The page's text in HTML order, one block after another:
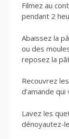
Filmez au
pendant 2
Abaissez la
ou des
reposez la
Recouvrez
d’amande
Lavez les
dénoyautez-